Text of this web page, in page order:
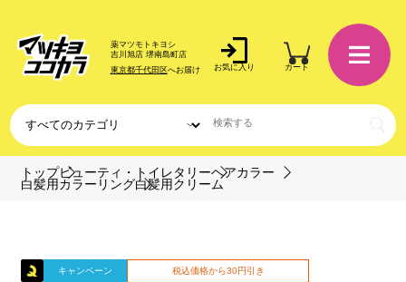
薬マツモトキヨシ
吉川旭店 堺南島町店
東京都千代田区へお届け お気に入り カート
トップビューティ・トイレタリーヘアカラー
白髪用カラーリング白髪用クリーム
キャンペーン 税込価格から30円引き